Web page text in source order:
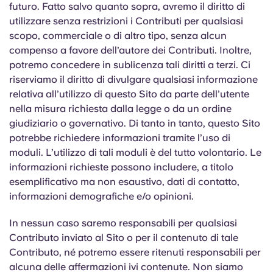
futuro. Fatto salvo quanto sopra, avremo il diritto di
utilizzare senza restrizioni i Contributi per qualsiasi
scopo, commerciale o di altro tipo, senza alcun
compenso a favore dell’autore dei Contributi. Inoltre,
potremo concedere in sublicenza tali diritti a terzi. Ci
riserviamo il diritto di divulgare qualsiasi informazione
relativa all’utilizzo di questo Sito da parte dell’utente
nella misura richiesta dalla legge o da un ordine
giudiziario o governativo. Di tanto in tanto, questo Sito
potrebbe richiedere informazioni tramite l’uso di
moduli. L’utilizzo di tali moduli è del tutto volontario. Le
informazioni richieste possono includere, a titolo
esemplificativo ma non esaustivo, dati di contatto,
informazioni demografiche e/o opinioni.
In nessun caso saremo responsabili per qualsiasi
Contributo inviato al Sito o per il contenuto di tale
Contributo, né potremo essere ritenuti responsabili per
alcuna delle affermazioni ivi contenute. Non siamo